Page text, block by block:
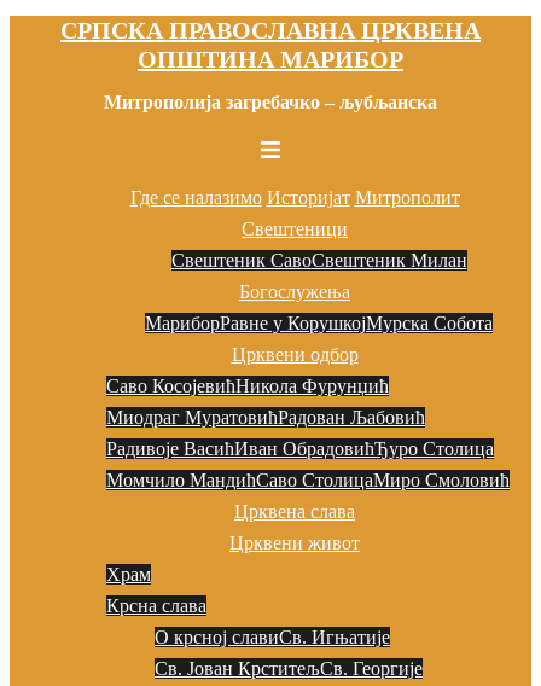
СРПСКА ПРАВОСЛАВНА ЦРКВЕНА
ОПШТИНА МАРИБОР
Митрополија загребачко – љубљанска
Toggle
Где се налазимо Историјат Митрополит
Свештеници
Свештеник СавоСвештеник Милан
Богослужења
МариборРавне у КорушкојМурска Собота
Црквени одбор
Саво КосојевићНикола Фурунџић
Миодраг МуратовићРадован Љaбовић
Радивоје ВасићИван ОбрадовићЂуро Столица
Момчило МандићСаво СтолицаМиро Смоловић
Црквена слава
Црквени живот
Храм
Крсна слава
О крсној славиСв. Игњатије
Св. Јован КрститељСв. Георгије